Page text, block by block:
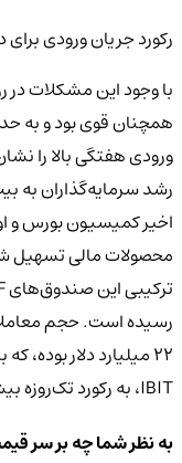
رکورد جریان ورودی برای
با وجود این مشکلات در
ورودی هفتگی بالا را
رشد سرمایه‌گذاران به
اخیر کمیسیون بورس و
محصولات مالی تسهیل
رسیده است. حجم
IBIT، به رکورد تک‌روزه بیش از 7.6 میلیارد دلار معامله رسید.
به نظر شما چه بر سر